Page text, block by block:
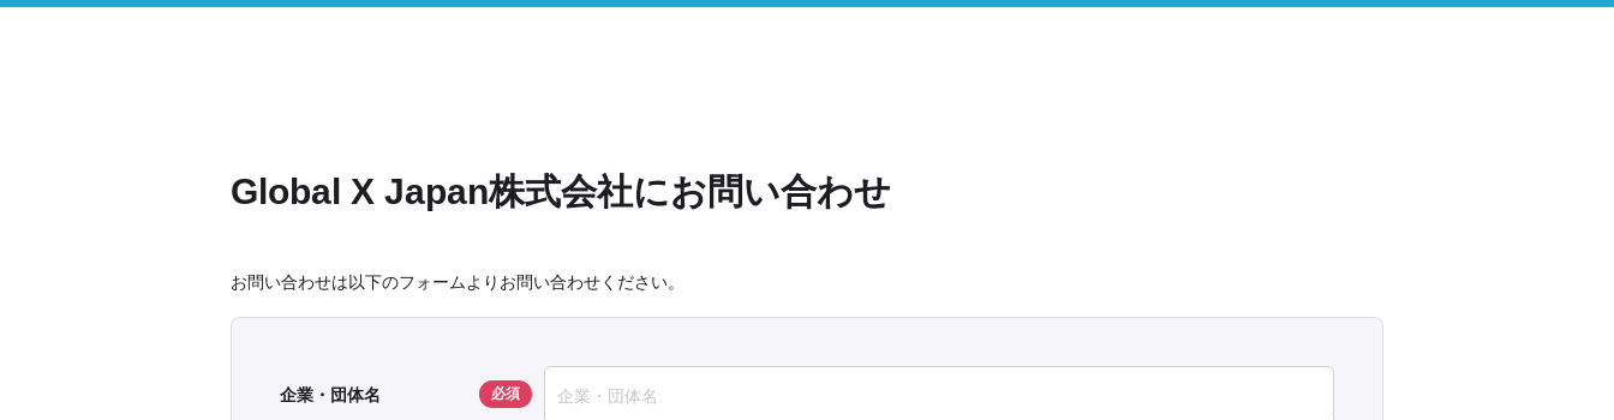
Global X Japan株式会社にお問い合わせ
お問い合わせは以下のフォームよりお問い合わせください。
企業・団体名 必須